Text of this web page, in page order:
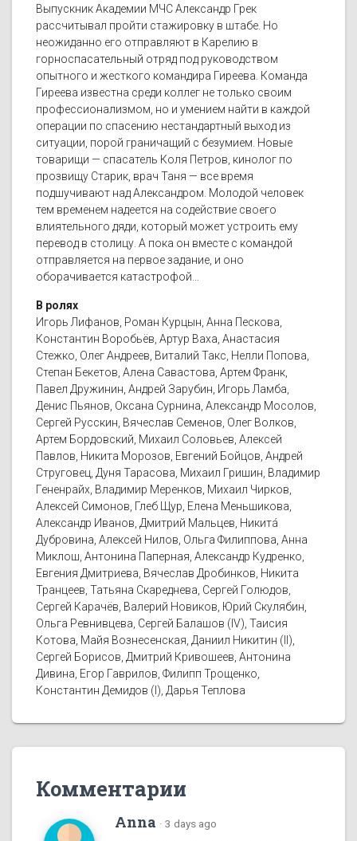
Выпускник Академии МЧС Александр Грек
рассчитывал пройти стажировку в штабе. Но
неожиданно его отправляют в Карелию в
горноспасательный отряд под руководством
опытного и жесткого командира Гиреева. Команда
Гиреева известна среди коллег не только своим
профессионализмом, но и умением найти в каждой
операции по спасению нестандартный выход из
ситуации, порой граничащий с безумием. Новые
товарищи — спасатель Коля Петров, кинолог по
прозвищу Старик, врач Таня — все время
подшучивают над Александром. Молодой человек
тем временем надеется на содействие своего
влиятельного дяди, который может устроить ему
перевод в столицу. А пока он вместе с командой
отправляется на первое задание, и оно
оборачивается катастрофой…
В ролях
Игорь Лифанов, Роман Курцын, Анна Пескова,
Константин Воробьёв, Артур Ваха, Анастасия
Стежко, Олег Андреев, Виталий Такс, Нелли Попова,
Степан Бекетов, Алена Савастова, Артем Франк,
Павел Дружинин, Андрей Зарубин, Игорь Ламба,
Денис Пьянов, Оксана Сурнина, Александр Мосолов,
Сергей Русскин, Вячеслав Семенов, Олег Волков,
Артем Бордовский, Михаил Соловьев, Алексей
Павлов, Никита Морозов, Евгений Бойцов, Андрей
Струговец, Дуня Тарасова, Михаил Гришин, Владимир
Гененрайх, Владимир Меренков, Михаил Чирков,
Алексей Симонов, Глеб Щур, Елена Меньшикова,
Александр Иванов, Дмитрий Мальцев, Никитá
Дубровина, Алексей Нилов, Ольга Филиппова, Анна
Миклош, Антонина Паперная, Александр Кудренко,
Евгения Дмитриева, Вячеслав Дробинков, Никита
Транцеев, Татьяна Скареднева, Сергей Голюдов,
Сергей Карачёв, Валерий Новиков, Юрий Скулябин,
Ольга Ревнивцева, Сергей Балашов (IV), Таисия
Котова, Майя Вознесенская, Даниил Никитин (II),
Сергей Борисов, Дмитрий Кривошеев, Антонина
Дивина, Егор Гаврилов, Филипп Трощенко,
Константин Демидов (I), Дарья Теплова
Комментарии
Anna · 3 days ago